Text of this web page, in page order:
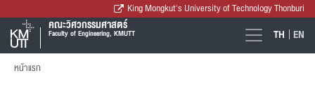
King Mongkut's University of Technology Thonburi
คณะวิศวกรรมศาสตร์
Faculty of Engineering, KMUTT TH EN
หน้าแรก